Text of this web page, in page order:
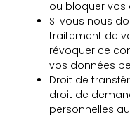
ou bloquer vos
Si vous nous
traitement de
révoquer ce
vos données
Droit de
droit de
personnelles